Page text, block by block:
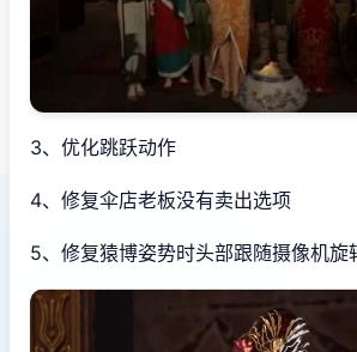
3、优化跳跃动作
4、修复伞店老板没有卖出选项
5、修复猿博姿势时头部跟随摄像机旋